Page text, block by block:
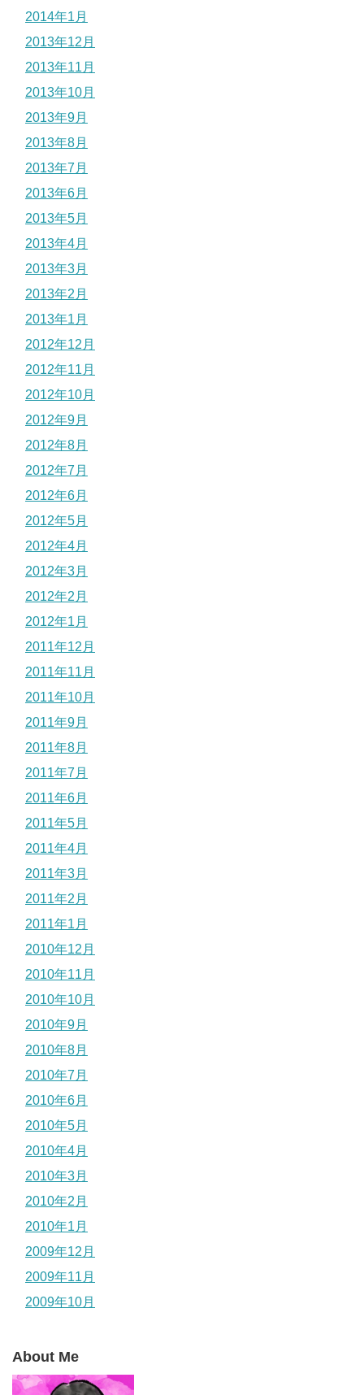
2014年1月
2013年12月
2013年11月
2013年10月
2013年9月
2013年8月
2013年7月
2013年6月
2013年5月
2013年4月
2013年3月
2013年2月
2013年1月
2012年12月
2012年11月
2012年10月
2012年9月
2012年8月
2012年7月
2012年6月
2012年5月
2012年4月
2012年3月
2012年2月
2012年1月
2011年12月
2011年11月
2011年10月
2011年9月
2011年8月
2011年7月
2011年6月
2011年5月
2011年4月
2011年3月
2011年2月
2011年1月
2010年12月
2010年11月
2010年10月
2010年9月
2010年8月
2010年7月
2010年6月
2010年5月
2010年4月
2010年3月
2010年2月
2010年1月
2009年12月
2009年11月
2009年10月
About Me